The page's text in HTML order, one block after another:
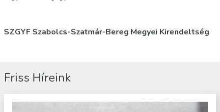
SZGYF Szabolcs-Szatmár-Bereg Megyei Kirendeltség
Friss Híreink